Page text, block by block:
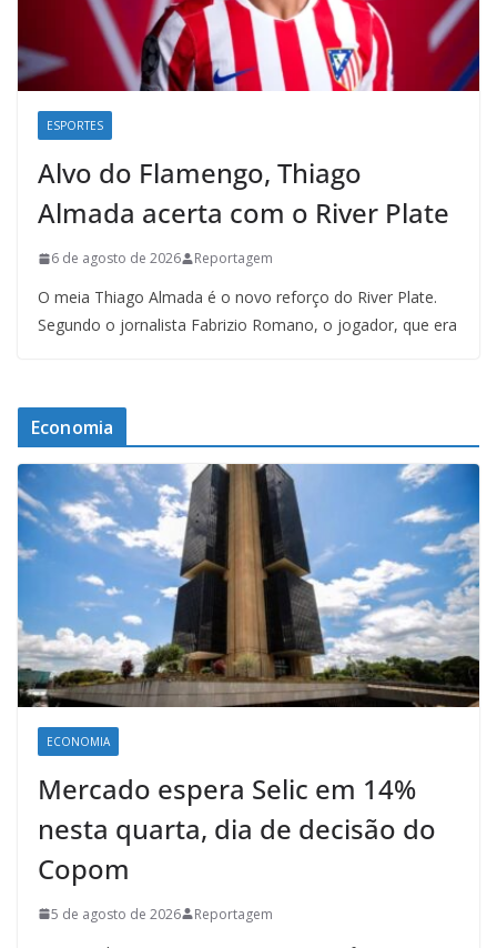
ESPORTES
Alvo do Flamengo, Thiago
Almada acerta com o River Plate
6 de agosto de 2026 Reportagem
O meia Thiago Almada é o novo reforço do River Plate.
Segundo o jornalista Fabrizio Romano, o jogador, que era
Economia
ECONOMIA
Mercado espera Selic em 14%
nesta quarta, dia de decisão do
Copom
5 de agosto de 2026 Reportagem